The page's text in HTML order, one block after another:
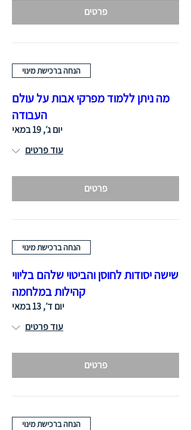
פרטים
הנחה ברכישת מינוי
מה ניתן ללמוד מפרקי אבות על עולם
העבודה
יום ג׳, 19 במאי
עוד פרטים
פרטים
הנחה ברכישת מינוי
שישה יסודות לחוסן והביטוי שלהם בליווי
קהילות במלחמה
יום ד׳, 13 במאי
עוד פרטים
פרטים
הנחה ברכישת מינוי